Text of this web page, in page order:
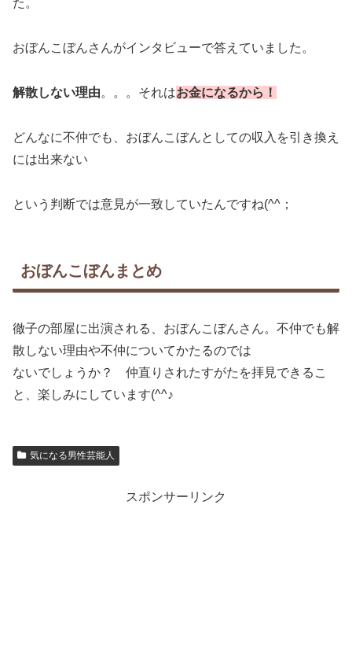
た。
おぼんこぼんさんがインタビューで答えていました。
解散しない理由。。。それはお金になるから！
どんなに不仲でも、おぼんこぼんとしての収入を引き換え
には出来ない
という判断では意見が一致していたんですね(^^；
おぼんこぼんまとめ
徹子の部屋に出演される、おぼんこぼんさん。不仲でも解
散しない理由や不仲についてかたるのでは
ないでしょうか？ 仲直りされたすがたを拝見できるこ
と、楽しみにしています(^^♪
気になる男性芸能人
スポンサーリンク